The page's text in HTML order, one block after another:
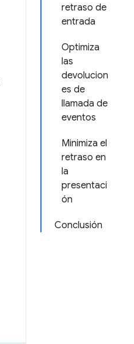
retraso de
entrada
Optimiza
las
devolucion
es de
llamada de
eventos
Minimiza el
retraso en
la
presentaci
ón
Conclusión